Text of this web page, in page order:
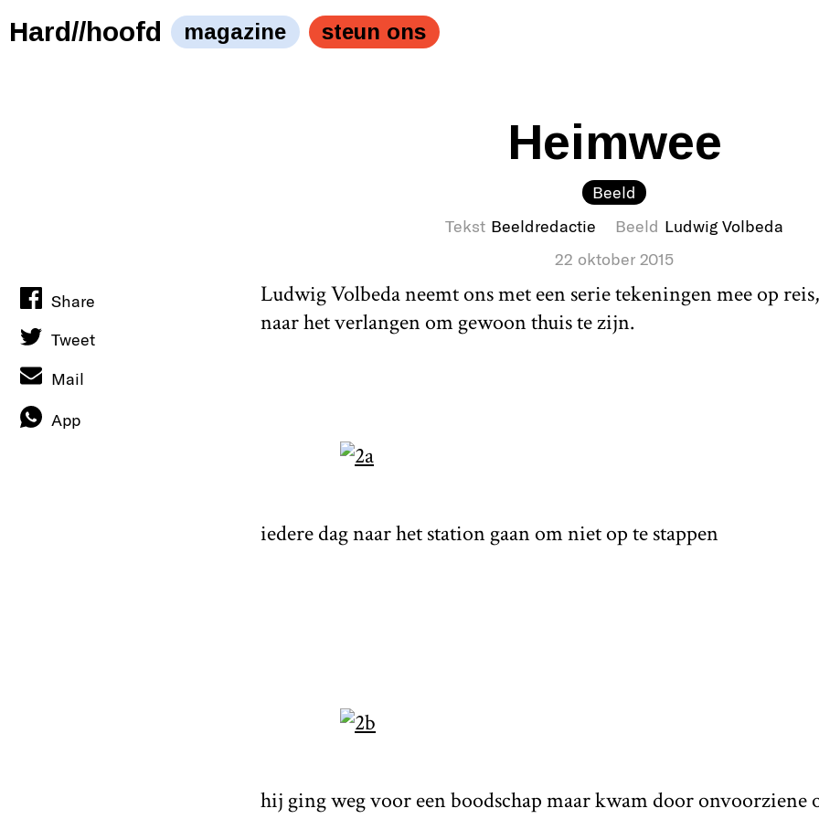
Hard//hoofd magazine steun ons
Heimwee
Beeld
Tekst Beeldredactie Beeld Ludwig Volbeda
22 oktober 2015
Ludwig Volbeda neemt ons met een serie tekeningen mee op
naar het verlangen om gewoon thuis te zijn.
iedere dag naar het station gaan om niet op te stappen
hij ging weg voor een boodschap maar kwam door onvoorziene
Share
Tweet
Mail
App